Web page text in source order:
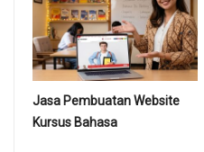
Jasa Pembuatan Website
Kursus Bahasa